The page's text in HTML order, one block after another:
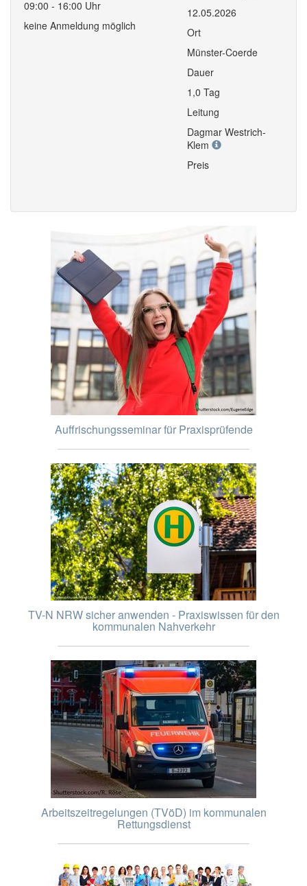
09:00 - 16:00 Uhr
keine Anmeldung möglich
12.05.2026
Ort
Münster-Coerde
Dauer
1,0 Tag
Leitung
Dagmar Westrich-
Klem
Preis
Auffrischungsseminar für Praxisprüfende
TV-N NRW sicher anwenden - Praxiswissen für den
kommunalen Nahverkehr
Arbeitszeitregelungen (TVöD) im kommunalen
Rettungsdienst